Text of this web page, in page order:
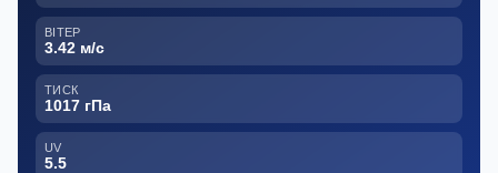
ВІТЕР
3.42 м/с
ТИСК
1017 гПа
UV
5.5